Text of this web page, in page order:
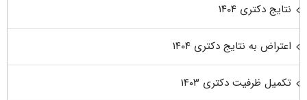
نتایج دکتری ۱۴۰۴
اعتراض به نتایج دکتری ۱۴۰۴
تکمیل ظرفیت دکتری ۱۴۰۳